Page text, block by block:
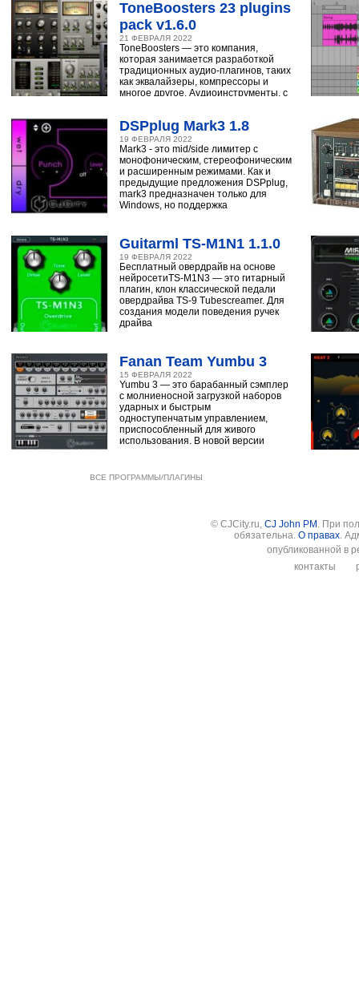
ToneBoosters 23 plugins
pack v1.6.0
21 ФЕВРАЛЯ 2022
ToneBoosters — это компания,
которая занимается разработкой
традиционных аудио-плагинов, таких
как эквалайзеры, компрессоры и
многое другое. Аудиоинструменты, с
DSPplug Mark3 1.8
19 ФЕВРАЛЯ 2022
Mark3 - это mid/side лимитер с
монофоническим, стереофоническим
и расширенным режимами. Как и
предыдущие предложения DSPplug,
mark3 предназначен только для
Windows, но поддержка
Guitarml TS-M1N1 1.1.0
19 ФЕВРАЛЯ 2022
Бесплатный овердрайв на основе
нейросетиTS-M1N3 — это гитарный
плагин, клон классической педали
овердрайва TS-9 Tubescreamer. Для
создания модели поведения ручек
драйва
Fanan Team Yumbu 3
15 ФЕВРАЛЯ 2022
Yumbu 3 — это барабанный сэмплер
с молниеносной загрузкой наборов
ударных и быстрым
одноступенчатым управлением,
приспособленный для живого
использования. В новой версии
ВСЕ ПРОГРАММЫ/ПЛАГИНЫ
© CJCity.ru, CJ John PM . При
обязательна. О правах.
опубликованной в
контакты